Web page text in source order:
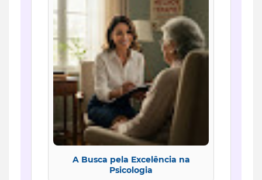
A Busca pela Excelência na
Psicologia